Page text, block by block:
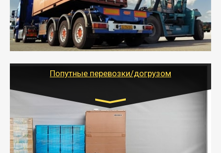
- Доставка фурой до 20 т возможна для больших
объемов грузов, упакованных в коробки, мешки,
паллеты и россыпью в самые отдаленные места
России с гарантией полной сохранности.
- Тайгер Логистик предоставляет услуги по
грузоперевозкам для физических и юридических лиц
Попутные перевозки/догрузом
Транспорт:
Газель (1,5 и 3 тонны), Бычок, Еврофура от 5 до
10 тонн
от 5000 руб. Возможен догруз